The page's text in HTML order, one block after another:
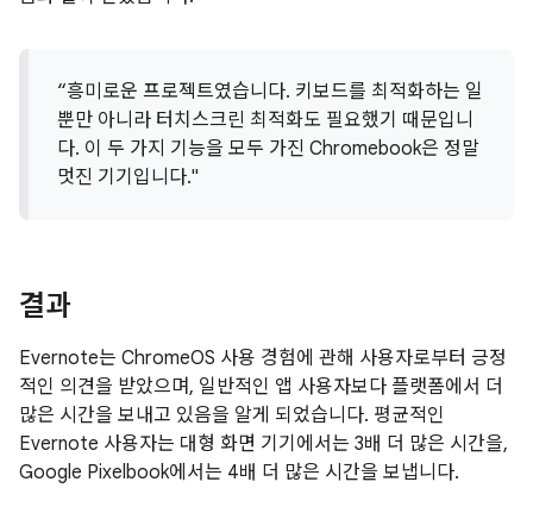
“흥미로운 프로젝트였습니다. 키보드를 최적화하는 일
뿐만 아니라 터치스크린 최적화도 필요했기 때문입니
다. 이 두 가지 기능을 모두 가진 Chromebook은 정말
멋진 기기입니다."
결과
Evernote는 ChromeOS 사용 경험에 관해 사용자로부터 긍정
적인 의견을 받았으며, 일반적인 앱 사용자보다 플랫폼에서 더
많은 시간을 보내고 있음을 알게 되었습니다. 평균적인
Evernote 사용자는 대형 화면 기기에서는 3배 더 많은 시간을,
Google Pixelbook에서는 4배 더 많은 시간을 보냅니다.